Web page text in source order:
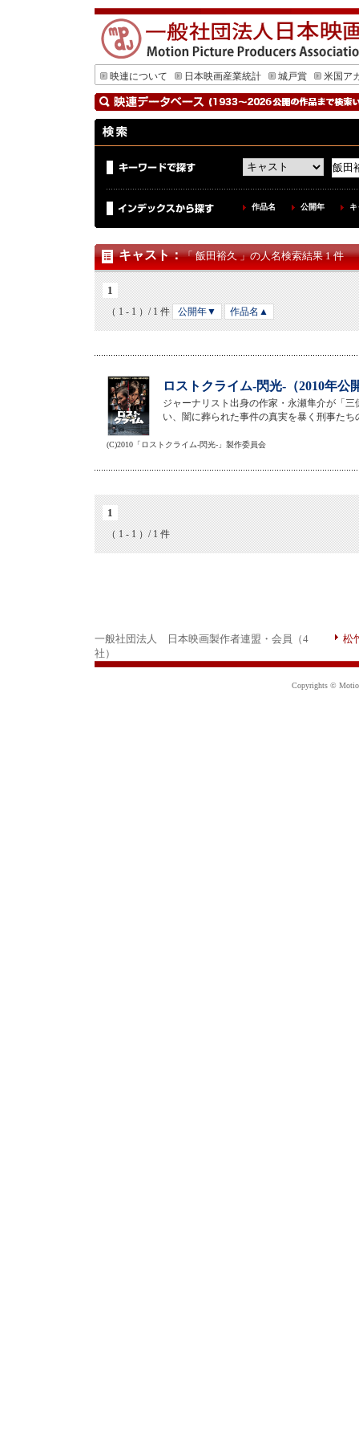
映連について 日本映画産業統計 城戸賞 米国ア
作品名 公開年
キャスト：「 飯田裕久 」の人名検索結果 1 件
1
（ 1 - 1 ）/ 1 件 公開年▼ 作品名▲
ロストクライム-閃光-（2010年公
ジャーナリスト出身の作家・永瀬隼介が「
い、闇に葬られた事件の真実を暴く刑事た
(C)2010「ロストクライム-閃光-」製作委員会
1
（ 1 - 1 ）/ 1 件
一般社団法人 日本映画製作者連盟・会員（4
社）
松
Copyrights ©